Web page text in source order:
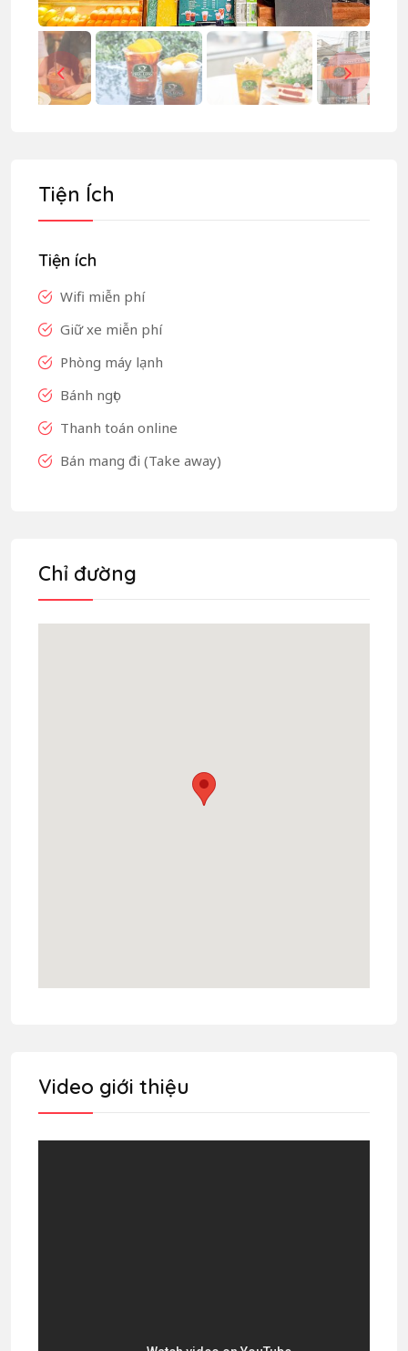
Tiện Ích
Tiện ích
Wifi miễn phí
Giữ xe miễn phí
Phòng máy lạnh
Bánh ngọt
Thanh toán online
Bán mang đi (Take away)
Chỉ đường
Video giới thiệu